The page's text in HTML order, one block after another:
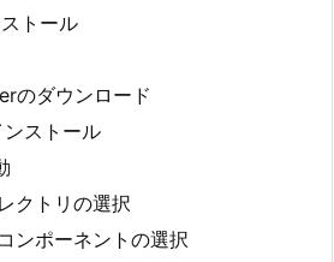
トール
のダウンロード
ストール
クトリの選択
ンポーネントの選択